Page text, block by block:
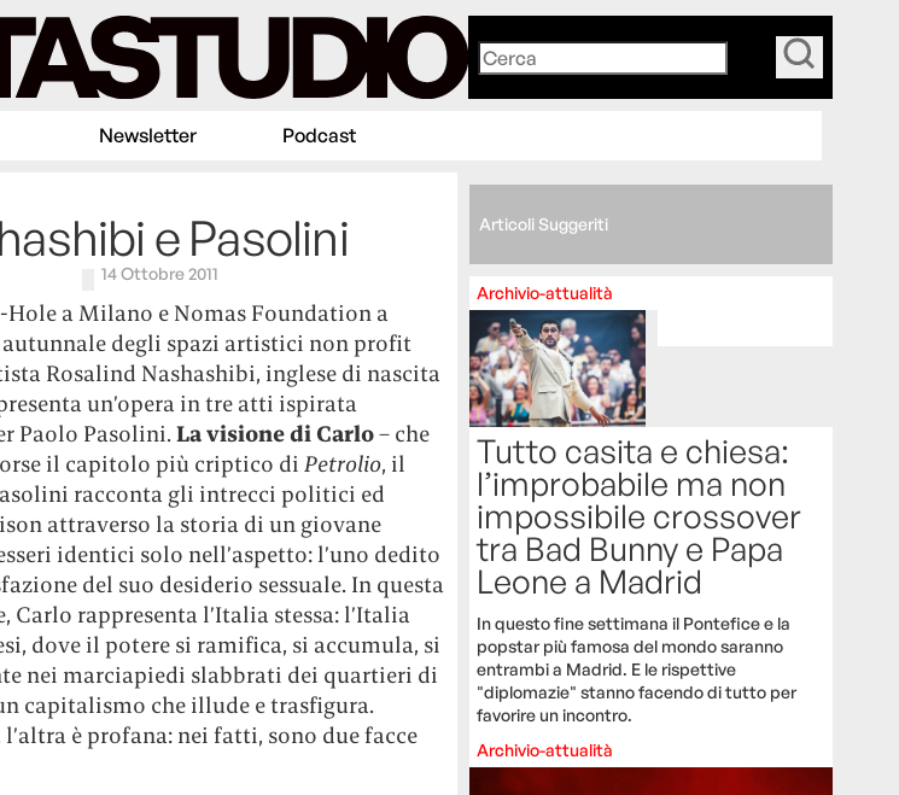
Newsletter Podcast
e Pasolini
14 Ottobre 2011
Hole a Milano e Nomas Foundation a
autunnale degli spazi artistici non profit
Rosalind Nashashibi, inglese di nascita
un’opera in tre atti ispirata
Paolo Pasolini. La visione di Carlo– che
il capitolo più criptico di Petrolio, il
racconta gli intrecci politici ed
attraverso la storia di un giovane
identici solo nell’aspetto: l’uno dedito
del suo desiderio sessuale. In questa
rappresenta l’Italia stessa: l’Italia
dove il potere si ramifica, si accumula, si
nei marciapiedi slabbrati dei quartieri di
capitalismo che illude e trasfigura.
l’altra è profana: nei fatti, sono due facce
Articoli Suggeriti
Archivio-attualità
Tutto casita e chiesa:
l’improbabile ma non
impossibile crossover
tra Bad Bunny e Papa
Leone a Madrid
In questo fine settimana il Pontefice e la
popstar più famosa del mondo saranno
entrambi a Madrid. E le rispettive
"diplomazie" stanno facendo di tutto per
favorire un incontro.
Archivio-attualità